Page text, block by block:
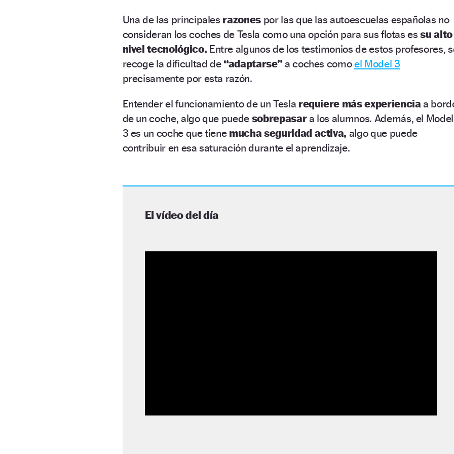
Una de las principales razones por las que las autoescuelas españolas no
consideran los coches de Tesla como una opción para sus flotas essu alto
nivel tecnológico. Entre algunos de los testimonios de estos profesores,
recoge la dificultad de “adaptarse” a coches comoel Model 3
precisamente por esta razón.
Entender el funcionamiento de un Tesla requiere más experiencia a
de un coche, algo que puede sobrepasara los alumnos. Además, el Model
3 es un coche que tiene mucha seguridad activa, algo que puede
contribuir en esa saturación durante el aprendizaje.
El vídeo del día